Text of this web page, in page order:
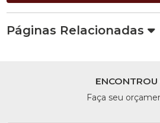
Páginas Relacionadas
Faça seu